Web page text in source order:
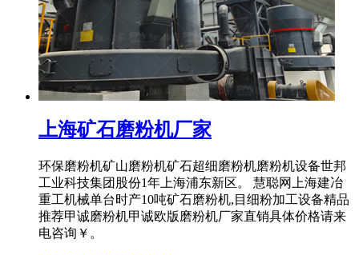
上海矿石磨粉机厂家
环保磨粉机矿山磨粉机矿石超细磨粉机磨粉机设备世邦
工业科技集团股份1年上海浦东新区。 慧聪网上海建冶
重工机械单台时产10吨矿石磨粉机,目细粉加工设备精品
推荐甲诚磨粉机甲诚欧版磨粉机厂家直销具体价格请来
电咨询￥。